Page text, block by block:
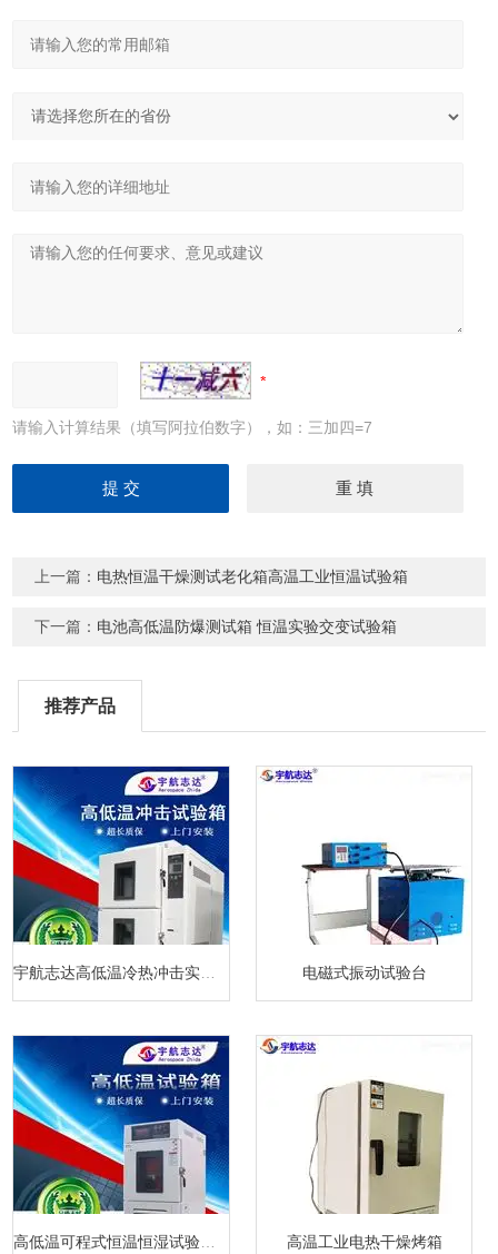
请输入计算结果（填写阿拉伯数字），如：三加四=7
上一篇： 电热恒温干燥测试老化箱高温工业恒温试验箱
下一篇： 电池高低温防爆测试箱 恒温实验交变试验箱
推荐产品
电磁式振动试验台
高温工业电热干燥烤箱